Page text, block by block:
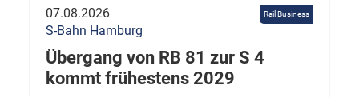
Rail Business
07.08.2026
S-Bahn Hamburg
Übergang von RB 81 zur S 4
kommt frühestens 2029